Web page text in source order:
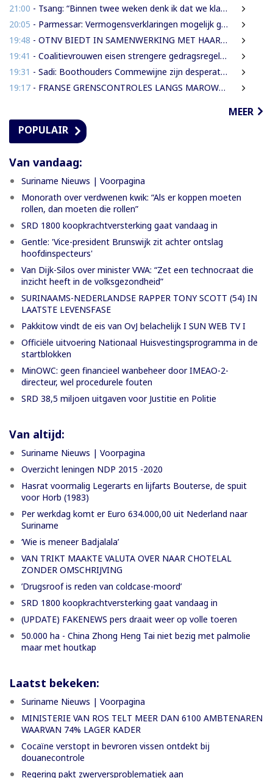
21:00 - Tsang: “Binnen twee weken denk ik dat we klaar moeten zijn met werkzaamheden Domineestraat”
20:05 - Parmessar: Vermogensverklaringen mogelijk geopend bij Anti-corruptie unit
19:48 - OTNV BIEDT IN SAMENWERKING MET HAAR INTERNATIONALE PARTNERS 200 GRATIS STUDIEBEURZEN AAN TECHNISCH TALENT
19:41 - Coalitievrouwen eisen strengere gedragsregels in DNA na uitspraak Van Samson
19:31 - Sadi: Boothouders Commewijne zijn desperate, wachten 6 jaren op tariefaanpassing
19:17 - FRANSE GRENSCONTROLES LANGS MAROWIJNERIVIER WEDEROM FORS AANGESCHERPT
MEER
POPULAIR
Van vandaag:
Suriname Nieuws | Voorpagina
Monorath over verdwenen kwik: “Als er koppen moeten
rollen, dan moeten die rollen”
SRD 1800 koopkrachtversterking gaat vandaag in
Gentle: 'Vice-president Brunswijk zit achter ontslag
hoofdinspecteurs'
Van Dijk-Silos over minister VWA: “Zet een technocraat die
inzicht heeft in de volksgezondheid”
SURINAAMS-NEDERLANDSE RAPPER TONY SCOTT (54) IN
LAATSTE LEVENSFASE
Pakkitow vindt de eis van OvJ belachelijk I SUN WEB TV I
Officiële uitvoering Nationaal Huisvestingsprogramma in de
startblokken
MinOWC: geen financieel wanbeheer door IMEAO-2-
directeur, wel procedurele fouten
SRD 38,5 miljoen uitgaven voor Justitie en Politie
Van altijd:
Suriname Nieuws | Voorpagina
Overzicht leningen NDP 2015 -2020
Hasrat voormalig Legerarts en lijfarts Bouterse, de spuit
voor Horb (1983)
Per werkdag komt er Euro 634.000,00 uit Nederland naar
Suriname
‘Wie is meneer Badjalala’
VAN TRIKT MAAKTE VALUTA OVER NAAR CHOTELAL
ZONDER OMSCHRIJVING
’Drugsroof is reden van coldcase-moord’
SRD 1800 koopkrachtversterking gaat vandaag in
(UPDATE) FAKENEWS pers draait weer op volle toeren
50.000 ha - China Zhong Heng Tai niet bezig met palmolie
maar met houtkap
Laatst bekeken:
Suriname Nieuws | Voorpagina
MINISTERIE VAN ROS TELT MEER DAN 6100 AMBTENAREN
WAARVAN 74% LAGER KADER
Cocaïne verstopt in bevroren vissen ontdekt bij
douanecontrole
Regering pakt zwerversproblematiek aan